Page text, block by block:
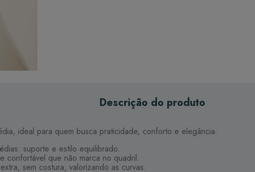
Descrição do produto
ideal para quem busca praticidade, conforto e elegância.
suporte e estilo equilibrado.
confortável que não marca no quadril.
sem costura, valorizando as curvas.